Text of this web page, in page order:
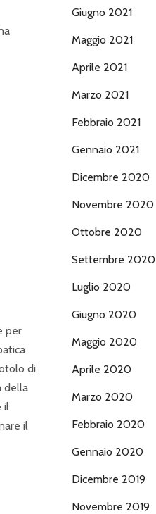
per
di
della
il
il
Giugno 2021
Maggio 2021
Aprile 2021
Marzo 2021
Febbraio 2021
Gennaio 2021
Dicembre 2020
Novembre 2020
Ottobre 2020
Settembre 2020
Luglio 2020
Giugno 2020
Maggio 2020
Aprile 2020
Marzo 2020
Febbraio 2020
Gennaio 2020
Dicembre 2019
Novembre 2019